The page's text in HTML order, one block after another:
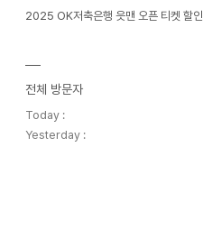
2025 OK저축은행 읏맨 오픈 티켓 할인
전체 방문자
Today :
Yesterday :